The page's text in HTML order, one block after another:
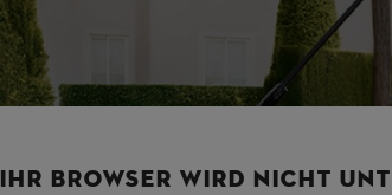
IHR BROWSER WIRD NICHT